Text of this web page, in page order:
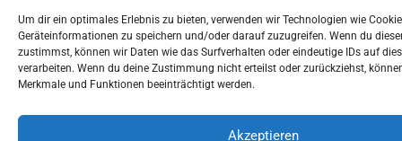
Um dir ein optimales Erlebnis zu bieten, verwenden wir Technologien wie
Geräteinformationen zu speichern und/oder darauf zuzugreifen. Wenn du
zustimmst, können wir Daten wie das Surfverhalten oder eindeutige IDs auf
verarbeiten. Wenn du deine Zustimmung nicht erteilst oder zurückziehst,
Merkmale und Funktionen beeinträchtigt werden.
Akzeptieren